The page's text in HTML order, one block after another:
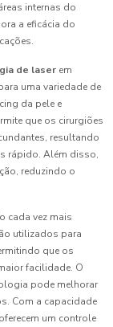
internas do
a eficácia do
de laser em
uma variedade de
da pele e
que os cirurgiões
resultando
rápido. Além disso,
reduzindo o
cada vez mais
utilizados para
que os
facilidade. O
pode melhorar
Com a capacidade
um controle